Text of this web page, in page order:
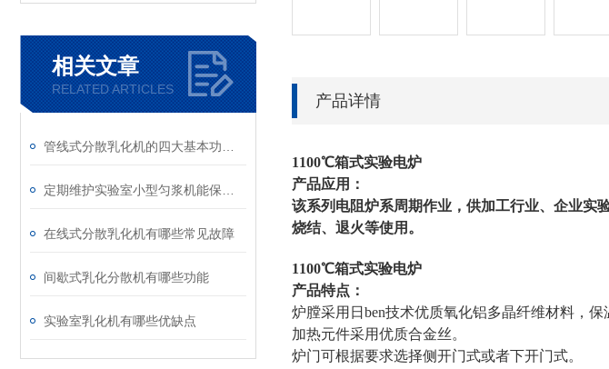
相关文章
RELATED ARTICLES
在线式分散乳化机有哪些常见故障
间歇式乳化分散机有哪些功能
实验室乳化机有哪些优缺点
产品详情
1100℃箱式实验电炉
产品应用：
该系列电阻炉系周期作业，供加工行业、企业实
烧结、退火等使用。
1100℃箱式实验电炉
产品特点：
炉膛采用日ben技术优质氧化铝多晶纤维材料，
加热元件采用优质合金丝。
炉门可根据要求选择侧开门式或者下开门式。